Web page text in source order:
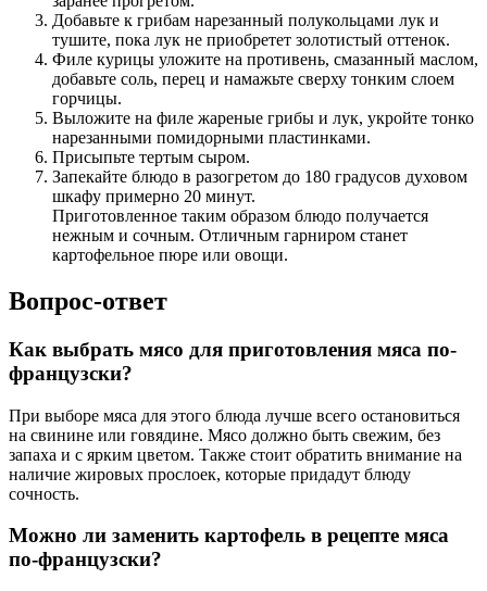
Добавьте к грибам нарезанный полукольцами лук и
тушите, пока лук не приобретет золотистый оттенок.
Филе курицы уложите на противень, смазанный маслом,
добавьте соль, перец и намажьте сверху тонким слоем
горчицы.
Выложите на филе жареные грибы и лук, укройте тонко
нарезанными помидорными пластинками.
Присыпьте тертым сыром.
Запекайте блюдо в разогретом до 180 градусов духовом
шкафу примерно 20 минут.
Приготовленное таким образом блюдо получается
нежным и сочным. Отличным гарниром станет
картофельное пюре или овощи.
Вопрос-ответ
Как выбрать мясо для приготовления мяса по-
французски?
При выборе мяса для этого блюда лучше всего остановиться
на свинине или говядине. Мясо должно быть свежим, без
запаха и с ярким цветом. Также стоит обратить внимание на
наличие жировых прослоек, которые придадут блюду
сочность.
Можно ли заменить картофель в рецепте мяса
по-французски?